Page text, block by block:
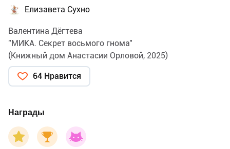
Елизавета Сухно
Валентина Дёгтева
"МИКА. Секрет восьмого гнома"
(Книжный дом Анастасии Орловой, 2025)
64 Нравится
Награды